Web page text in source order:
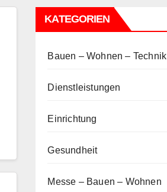
KATEGORIEN
Bauen – Wohnen – Technik
Dienstleistungen
Einrichtung
Gesundheit
Messe – Bauen – Wohnen